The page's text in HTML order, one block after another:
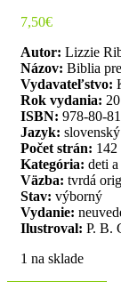
7,50€
Autor: Lizzie
Názov: Biblia
Vydavateľstvo:
Rok vydania:
ISBN: 978-80-
Jazyk: slovenský
Počet strán: 142
Kategória: deti
Väzba: tvrdá
Stav: výborný
Vydanie:
Ilustroval: P. B.
1 na sklade